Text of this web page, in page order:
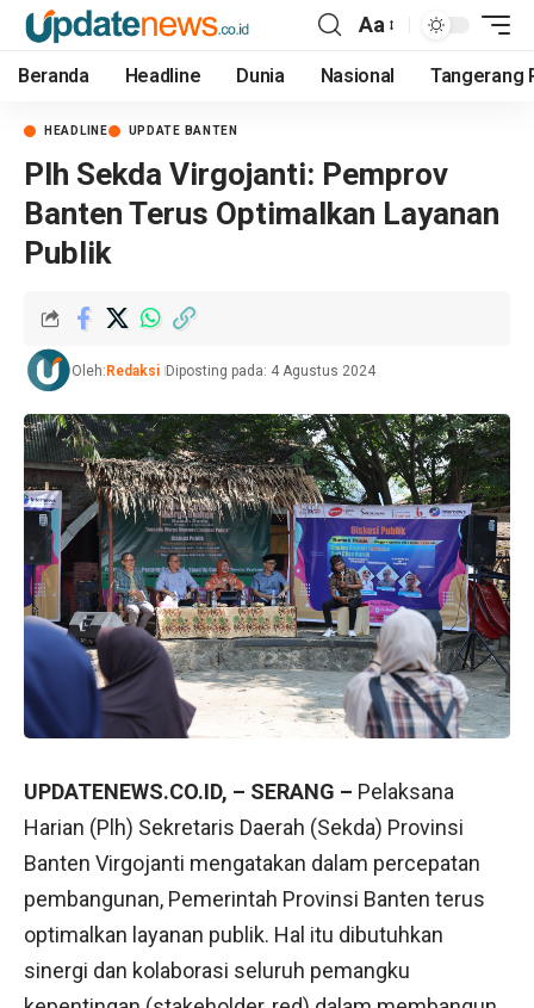
Aa
Beranda Headline Dunia Nasional Tangerang
HEADLINE UPDATE BANTEN
Plh Sekda Virgojanti: Pemprov
Banten Terus Optimalkan Layanan
Publik
Oleh: Redaksi Diposting pada: 4 Agustus 2024
UPDATENEWS.CO.ID, – SERANG – Pelaksana
Harian (Plh) Sekretaris Daerah (Sekda) Provinsi
Banten Virgojanti mengatakan dalam percepatan
pembangunan, Pemerintah Provinsi Banten terus
optimalkan layanan publik. Hal itu dibutuhkan
sinergi dan kolaborasi seluruh pemangku